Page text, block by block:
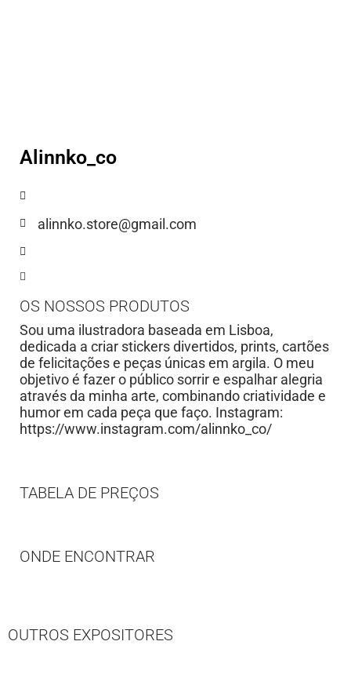
Alinnko_co
alinnko.store@gmail.com
OS NOSSOS PRODUTOS
Sou uma ilustradora baseada em Lisboa,
dedicada a criar stickers divertidos, prints, cartões
de felicitações e peças únicas em argila. O meu
objetivo é fazer o público sorrir e espalhar alegria
através da minha arte, combinando criatividade e
humor em cada peça que faço. Instagram:
https://www.instagram.com/alinnko_co/
TABELA DE PREÇOS
ONDE ENCONTRAR
OUTROS EXPOSITORES